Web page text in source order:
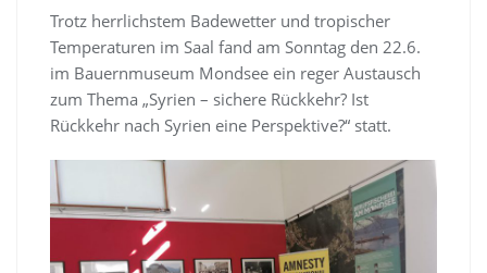
Trotz herrlichstem Badewetter und tropischer
Temperaturen im Saal fand am Sonntag den 22.6.
im Bauernmuseum Mondsee ein reger Austausch
zum Thema „Syrien – sichere Rückkehr? Ist
Rückkehr nach Syrien eine Perspektive?“ statt.